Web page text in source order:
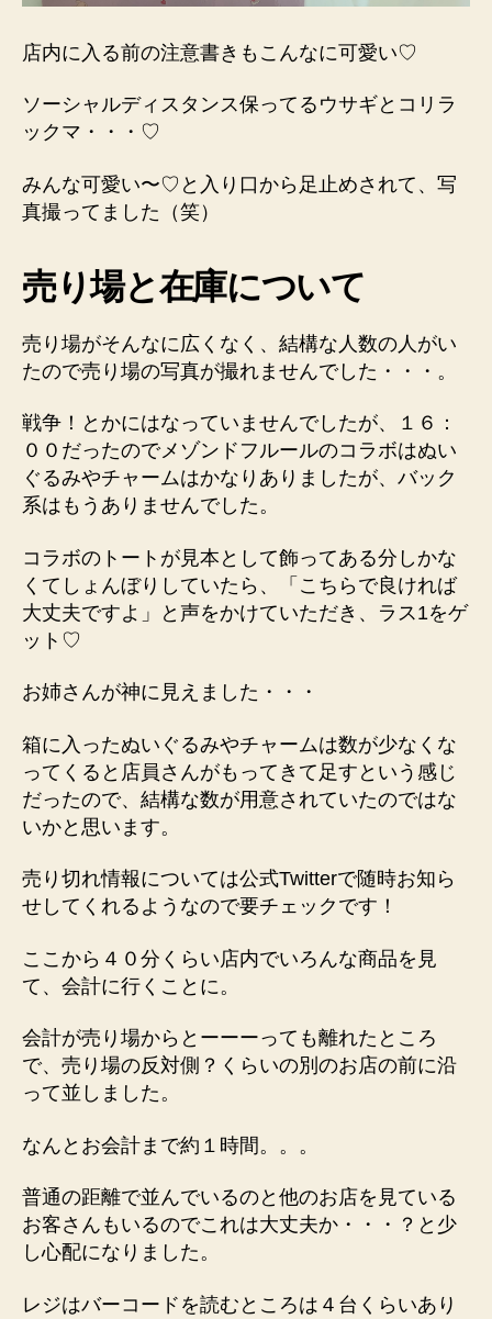
店内に入る前の注意書きもこんなに可愛い♡
ソーシャルディスタンス保ってるウサギとコリラ
ックマ・・・♡
みんな可愛い〜♡と入り口から足止めされて、写
真撮ってました（笑）
売り場と在庫について
売り場がそんなに広くなく、結構な人数の人がい
たので売り場の写真が撮れませんでした・・・。
戦争！とかにはなっていませんでしたが、１６：
００だったのでメゾンドフルールのコラボはぬい
ぐるみやチャームはかなりありましたが、バック
系はもうありませんでした。
コラボのトートが見本として飾ってある分しかな
くてしょんぼりしていたら、「こちらで良ければ
大丈夫ですよ」と声をかけていただき、ラス1をゲ
ット♡
お姉さんが神に見えました・・・
箱に入ったぬいぐるみやチャームは数が少なくな
ってくると店員さんがもってきて足すという感じ
だったので、結構な数が用意されていたのではな
いかと思います。
売り切れ情報については公式Twitterで随時お知ら
せしてくれるようなので要チェックです！
ここから４０分くらい店内でいろんな商品を見
て、会計に行くことに。
会計が売り場からとーーーっても離れたところ
で、売り場の反対側？くらいの別のお店の前に沿
って並しました。
なんとお会計まで約１時間。。。
普通の距離で並んでいるのと他のお店を見ている
お客さんもいるのでこれは大丈夫か・・・？と少
し心配になりました。
レジはバーコードを読むところは４台くらいあり